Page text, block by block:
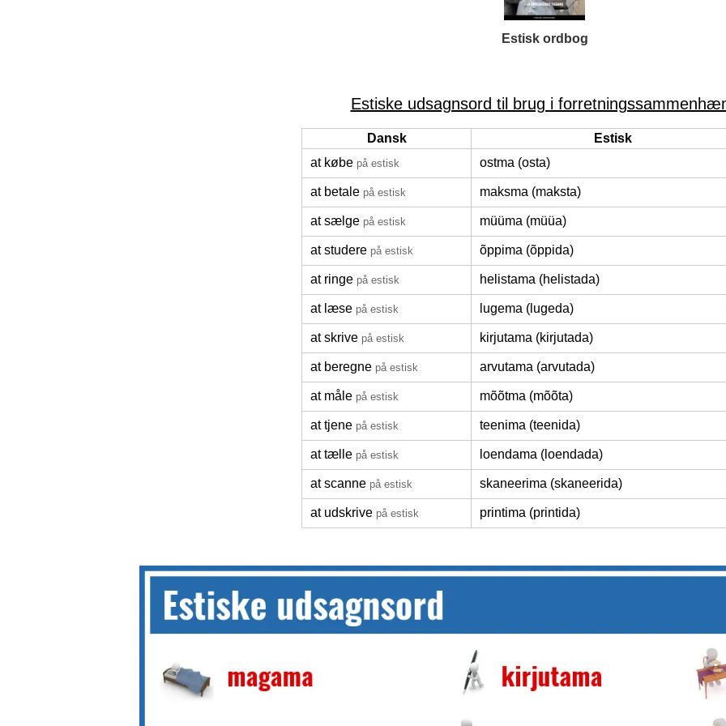
Estisk ordbog
Estiske udsagnsord til brug i
Dansk
Estisk
at købe på estisk ostma (osta)
at betale på estisk maksma (maksta)
at sælge på estisk müüma (müüa)
at studere på estisk õppima (õppida)
at ringe på estisk helistama (helistada)
at læse på estisk lugema (lugeda)
at skrive på estisk kirjutama (kirjutada)
at beregne på estisk arvutama (arvutada)
at måle på estisk mõõtma (mõõta)
at tjene på estisk teenima (teenida)
at tælle på estisk loendama (loendada)
at scanne på estisk skaneerima (skaneerida)
at udskrive på estisk printima (printida)